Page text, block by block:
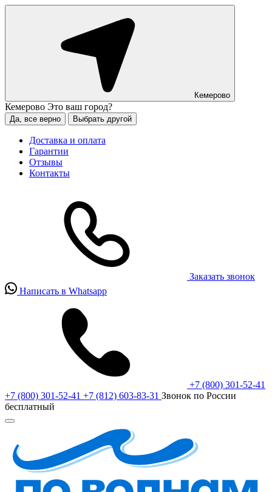
Кемерово
Кемерово Это ваш город?
Да, все верно Выбрать другой
Доставка и оплата
Гарантии
Отзывы
Контакты
Заказать звонок
Написать в Whatsapp
+7 (800) 301-52-41
+7 (800) 301-52-41 +7 (812) 603-83-31 Звонок по России
бесплатный